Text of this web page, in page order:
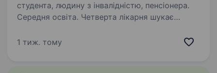
студента, людину з інвалідністю, пенсіонера.
Середня освіта. Четверта лікарня шукає
освіта. Досвід роботи не обов’язковий.
1 тиж. тому